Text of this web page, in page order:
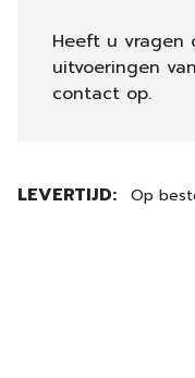
Heeft u vragen
uitvoeringen
contact op.
LEVERTIJD: Op